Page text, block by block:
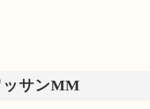
ッサンMM